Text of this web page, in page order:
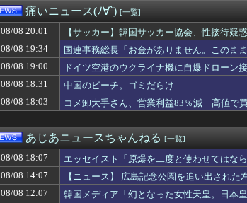
「私達が原爆ドーム前をあけ渡せば核戦争が始まってしま
ワンダンス作者「手描きアニメに挑戦してみました」
【動画】移民受け入れ派のパヨおば、自分の家に来られ
言うほどスーパーカブって良いバイクか？
海外「目立つだろ！」日本で捕まった強盗の異様な格好
【悲報】ギャル「キング牛丼お願いします！」すき家「
【画像】tuki.、お乳の始まりハワイで解禁してしまう
彼は私が何かしても、一度も「ありがとう」と言わない
【祝報】声優・衣川里佳さん結婚発表！「ゾンビランド
国連事務総長「お金がありません。このままでは国連が完
ホリエモン「面接で、納豆のパック開けると薄いフィル
【ｼｺ画像】クッソエ口い下着の人妻さん、ベッドの上で
なぜ評価が高いのか理解に苦しむゲーム
【画像】バレー女子「やんだあ、バレーしてたら太もも
【BORUTO】うちはサスケ「神威を引いてくれサラダ。
痛いニュース(ﾉ∀`) [一覧]
08/08 20:01
【サッカー】韓国サッカー協会、性接待
08/08 19:34
国連事務総長「お金がありません。このま
08/08 19:00
ドイツ空港のウクライナ機に自爆ドロー
08/08 18:31
中国のビーチ。ゴミだらけ
08/08 18:03
コメ卸大手さん、営業利益83％減 高値で
あじあニュースちゃんねる [一覧]
08/08 18:07
エッセイスト「原爆を二度と使わせてはな
08/08 14:07
【ニュース】 広島記念公園を追い出され
08/08 12:07
韓国メディア「幻となった女性天皇。日本